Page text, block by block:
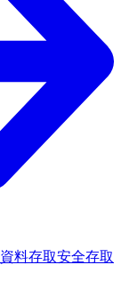
資料存取安全存取